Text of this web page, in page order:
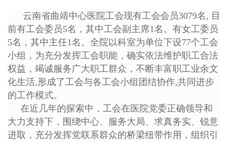
云南省曲靖中心医院工会现有工会会员3079名, 目
前有工会委员5名，其中工会副主席1名。有女工委员
5名，其中主任1名。全院以科室为单位下设77个工会
小组，为充分发挥工会职能，确实依法维护职工合法
权益，竭诚服务广大职工群众，不断丰富职工业余文
化生活,形成了工会与各工会小组团结协作,共同进步
的工作模式。
在近几年的探索中，工会在医院党委正确领导和
大力支持下，围绕中心、服务大局、求真务实、锐意
进取，充分发挥党联系群众的桥梁纽带作用，组织引